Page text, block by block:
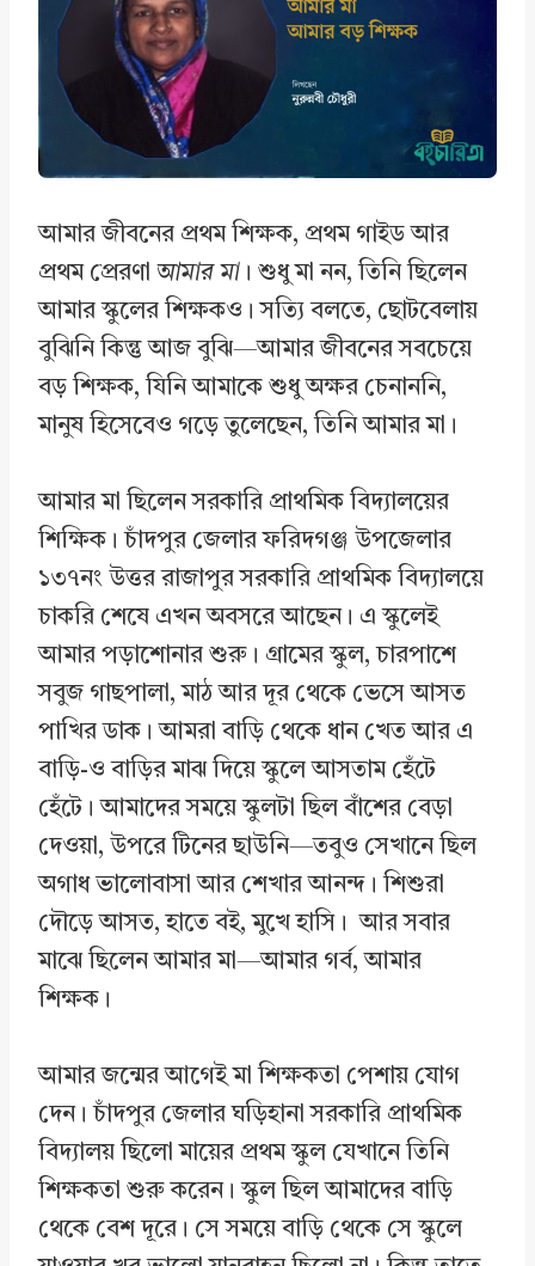
I
n
p
p
আমার জীবনের প্রথম শিক্ষক, প্রথম গাইড আর
প্রথম প্রেরণা আমার মা । শুধু মা নন, তিনি ছিলেন
আমার স্কুলের শিক্ষকও। সত্যি বলতে, ছোটবেলায়
বুঝিনি কিন্তু আজ বুঝি—আমার জীবনের সবচেয়ে
বড় শিক্ষক, যিনি আমাকে শুধু অক্ষর চেনাননি,
মানুষ হিসেবেও গড়ে তুলেছেন, তিনি আমার মা।
আমার মা ছিলেন সরকারি প্রাথমিক বিদ্যালয়ের
শিক্ষিক। চাঁদপুর জেলার ফরিদগঞ্জ উপজেলার
১৩৭নং উত্তর রাজাপুর সরকারি প্রাথমিক বিদ্যালয়ে
চাকরি শেষে এখন অবসরে আছেন। এ স্কুলেই
আমার পড়াশোনার শুরু। গ্রামের স্কুল, চারপাশে
সবুজ গাছপালা, মাঠ আর দূর থেকে ভেসে আসত
পাখির ডাক। আমরা বাড়ি থেকে ধান খেত আর এ
বাড়ি-ও বাড়ির মাঝ দিয়ে স্কুলে আসতাম হেঁটে
হেঁটে। আমাদের সময়ে স্কুলটা ছিল বাঁশের বেড়া
দেওয়া, উপরে টিনের ছাউনি—তবুও সেখানে ছিল
অগাধ ভালোবাসা আর শেখার আনন্দ। শিশুরা
দৌড়ে আসত, হাতে বই, মুখে হাসি। আর সবার
মাঝে ছিলেন আমার মা—আমার গর্ব, আমার
শিক্ষক।
আমার জন্মের আগেই মা শিক্ষকতা পেশায় যোগ
দেন। চাঁদপুর জেলার ঘড়িহানা সরকারি প্রাথমিক
বিদ্যালয় ছিলো মায়ের প্রথম স্কুল যেখানে তিনি
শিক্ষকতা শুরু করেন। স্কুল ছিল আমাদের বাড়ি
থেকে বেশ দূরে। সে সময়ে বাড়ি থেকে সে স্কুলে